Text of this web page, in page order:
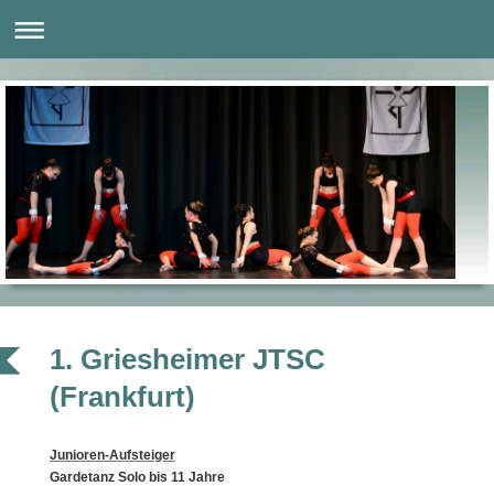
1. Griesheimer JTSC
(Frankfurt)
Junioren-Aufsteiger
Gardetanz Solo bis 11 Jahre